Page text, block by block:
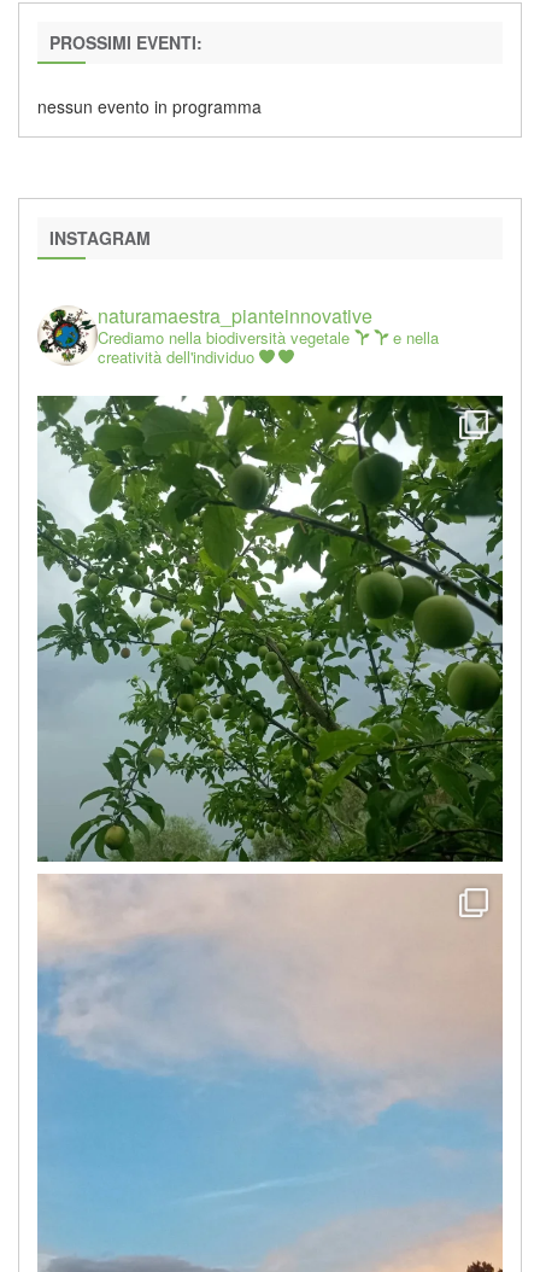
PROSSIMI EVENTI:
nessun evento in programma
INSTAGRAM
naturamaestra_pianteinnovative
Crediamo nella biodiversità vegetale
e nella
creatività dell'individuo